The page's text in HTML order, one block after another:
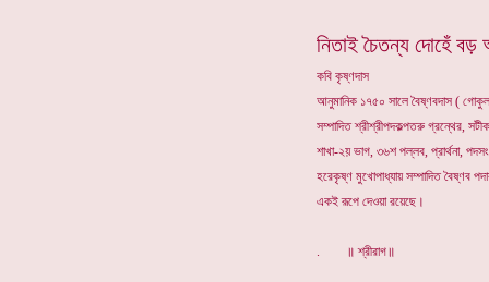
নিতাই চৈতন্য দোহেঁ বড়
কবি কৃষ্ণদাস
আনুমানিক ১৭৫০ সালে বৈষ্ণবদাস (
সম্পাদিত শ্রীশ্রীপদকল্পতরু গ্রন্থের,
শাখা-২য় ভাগ, ৩৬শ পল্লব, প্রার্থনা,
হরেকৃষ্ণ মুখোপাধ্যায় সম্পাদিত বৈষ্ণব
একই রূপে দেওয়া রয়েছে।
. ॥ শ্রীরাগ॥